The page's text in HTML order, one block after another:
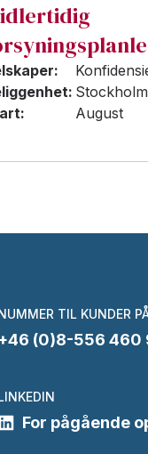
August
TIL KUNDER
(0)8-556 460
For pågående